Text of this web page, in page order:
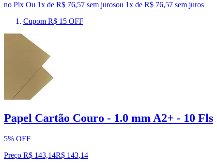
no Pix Ou 1x de R$ 76,57 sem jurosou 1x de R$ 76,57 sem juros
Cupom R$ 15 OFF
Papel Cartão Couro - 1.0 mm A2+ - 10 Fls
5% OFF
Preço R$ 143,14R$ 143,14